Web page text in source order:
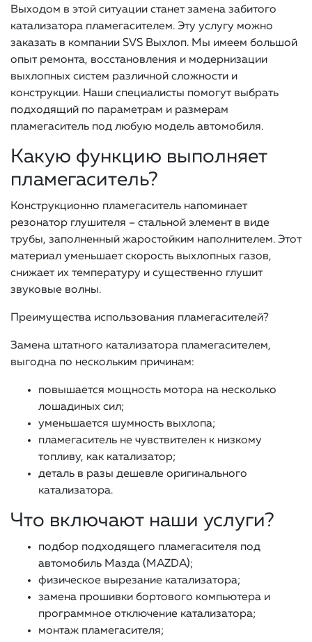
Выходом в этой ситуации станет замена забитого
катализатора пламегасителем. Эту услугу можно
заказать в компании SVS Выхлоп. Мы имеем большой
опыт ремонта, восстановления и модернизации
выхлопных систем различной сложности и
конструкции. Наши специалисты помогут выбрать
подходящий по параметрам и размерам
пламегаситель под любую модель автомобиля.
Какую функцию выполняет
пламегаситель?
Конструкционно пламегаситель напоминает
резонатор глушителя – стальной элемент в виде
трубы, заполненный жаростойким наполнителем. Этот
материал уменьшает скорость выхлопных газов,
снижает их температуру и существенно глушит
звуковые волны.
Преимущества использования пламегасителей?
Замена штатного катализатора пламегасителем,
выгодна по нескольким причинам:
повышается мощность мотора на несколько
лошадиных сил;
уменьшается шумность выхлопа;
пламегаситель не чувствителен к низкому
топливу, как катализатор;
деталь в разы дешевле оригинального
катализатора.
Что включают наши услуги?
подбор подходящего пламегасителя под
автомобиль Мазда (MAZDA);
физическое вырезание катализатора;
замена прошивки бортового компьютера и
программное отключение катализатора;
монтаж пламегасителя;